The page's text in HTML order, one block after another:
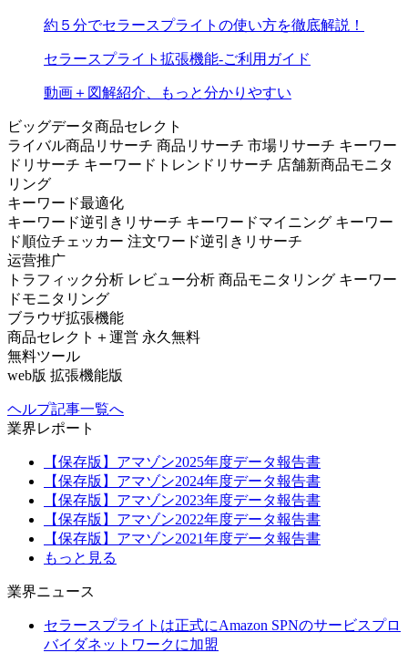
約５分でセラースプライトの使い方を徹底解説！
セラースプライト拡張機能-ご利用ガイド
動画＋図解紹介、もっと分かりやすい
ビッグデータ商品セレクト
ライバル商品リサーチ 商品リサーチ 市場リサーチ キーワー
ドリサーチ キーワードトレンドリサーチ 店舗新商品モニタ
リング
キーワード最適化
キーワード逆引きリサーチ キーワードマイニング キーワー
ド順位チェッカー 注文ワード逆引きリサーチ
运营推广
トラフィック分析 レビュー分析 商品モニタリング キーワー
ドモニタリング
ブラウザ拡張機能
商品セレクト＋運営 永久無料
無料ツール
web版 拡張機能版
ヘルプ記事一覧へ
業界レポート
【保存版】アマゾン2025年度データ報告書
【保存版】アマゾン2024年度データ報告書
【保存版】アマゾン2023年度データ報告書
【保存版】アマゾン2022年度データ報告書
【保存版】アマゾン2021年度データ報告書
もっと見る
業界ニュース
セラースプライトは正式にAmazon SPNのサービスプロ
バイダネットワークに加盟